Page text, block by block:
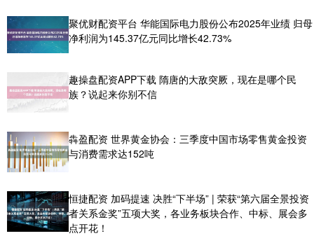
聚优财配资平台 华能国际电力股份公布2025年业绩 归母
净利润为145.37亿元同比增长42.73%
趣操盘配资APP下载 隋唐的大敌突厥，现在是哪个民
族？说起来你别不信
犇盈配资 世界黄金协会：三季度中国市场零售黄金投资
与消费需求达152吨
恒捷配资 加码提速 决胜“下半场” | 荣获“第六届全景投资
者关系金奖”五项大奖，各业务板块合作、中标、展会多
点开花！